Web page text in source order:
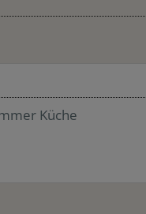
Küche